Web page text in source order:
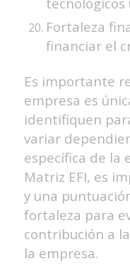
Fortaleza
financiar el
Es importante
empresa es
identifiquen
variar
específica de la
Matriz EFI, es
y una
fortaleza para
contribución a
la empresa.